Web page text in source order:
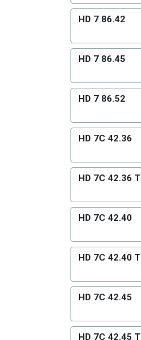
HD 7 86.42
HD 7 86.45
HD 7 86.52
HD 7C 42.36
HD 7C 42.36 T
HD 7C 42.40
HD 7C 42.40 T
HD 7C 42.45
HD 7C 42.45 T